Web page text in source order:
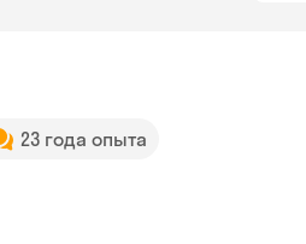
23 года опыта